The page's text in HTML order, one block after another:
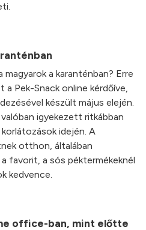
a karanténban? Erre
a Pek-Snack online kérdőíve,
készült május elején.
igyekezett ritkábban
idején. A
otthon, általában
favorit, a sós péktermékeknél
kedvence.
office-ban, mint előtte